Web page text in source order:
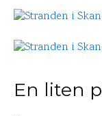
En liten